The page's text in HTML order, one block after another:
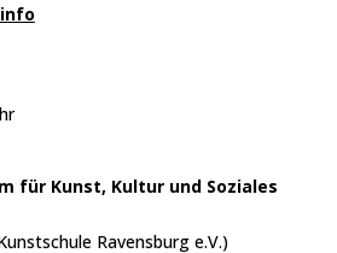
für Kunst, Kultur und Soziales
Ravensburg e.V.)